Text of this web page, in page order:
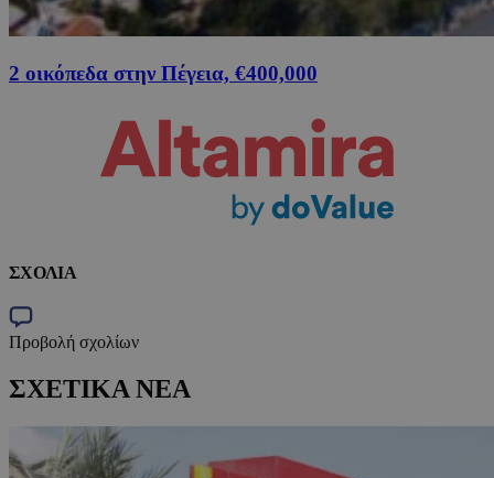
2 οικόπεδα στην Πέγεια, €400,000
ΣΧΟΛΙΑ
Προβολή σχολίων
ΣΧΕΤΙΚΑ ΝΕΑ